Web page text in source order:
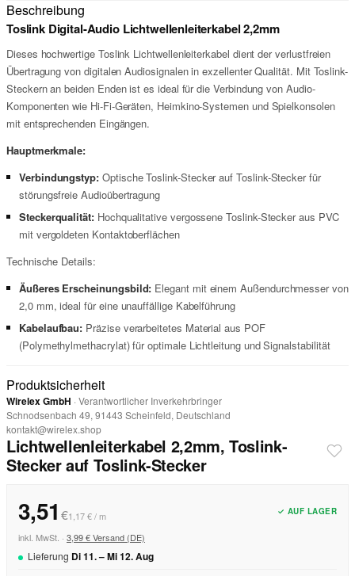
Beschreibung
Toslink Digital-Audio Lichtwellenleiterkabel 2,2mm
Dieses hochwertige Toslink Lichtwellenleiterkabel dient der verlustfreien
Übertragung von digitalen Audiosignalen in exzellenter Qualität. Mit Toslink-
Steckern an beiden Enden ist es ideal für die Verbindung von Audio-
Komponenten wie Hi-Fi-Geräten, Heimkino-Systemen und Spielkonsolen
mit entsprechenden Eingängen.
Hauptmerkmale:
Verbindungstyp: Optische Toslink-Stecker auf Toslink-Stecker für
störungsfreie Audioübertragung
Steckerqualität:Hochqualitative vergossene Toslink-Stecker aus PVC
mit vergoldeten Kontaktoberflächen
Technische Details:
Äußeres Erscheinungsbild: Elegant mit einem Außendurchmesser von
2,0 mm, ideal für eine unauffällige Kabelführung
Kabelaufbau: Präzise verarbeitetes Material aus POF
(Polymethylmethacrylat) für optimale Lichtleitung und Signalstabilität
Produktsicherheit
Wirelex GmbH · Verantwortlicher Inverkehrbringer
Schnodsenbach 49, 91443 Scheinfeld, Deutschland
kontakt@wirelex.shop
Lichtwellenleiterkabel 2,2mm, Toslink-
Stecker auf Toslink-Stecker
3,51 €1,17 € / m ✓ AUF LAGER
inkl. MwSt. · 3,99 € Versand (DE)
Lieferung Di11. –Mi12.Aug